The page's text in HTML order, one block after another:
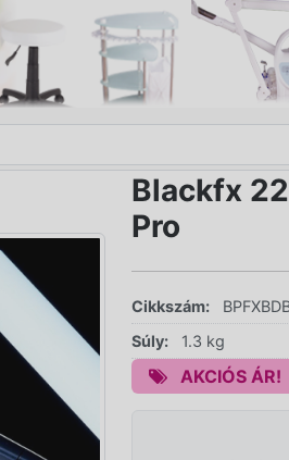
Blackfx
Pro
Cikkszám:
Súly:
1.3 kg
AKCIÓS ÁR!